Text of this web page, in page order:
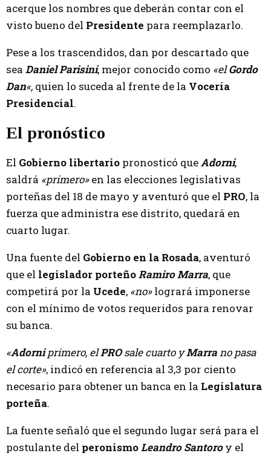
acerque los nombres que deberán contar con el
visto bueno del Presidente para reemplazarlo.
Pese a los trascendidos, dan por descartado que
sea Daniel Parisini, mejor conocido como «elGordo
Dan«, quien lo suceda al frente de la Vocería
Presidencial.
El pronóstico
El Gobierno libertario pronosticó queAdorni,
saldrá «primero»en las elecciones legislativas
porteñas del 18 de mayo y aventuró que el PRO, la
fuerza que administra ese distrito, quedará en
cuarto lugar.
Una fuente del Gobierno en la Rosada, aventuró
que el legislador porteñoRamiro Marra, que
competirá por la Ucede, «no»logrará imponerse
con el mínimo de votos requeridos para renovar
su banca.
«Adorniprimero, elPROsale cuarto yMarra no pasa
el corte», indicó en referencia al 3,3 por ciento
necesario para obtener un banca en la Legislatura
porteña.
La fuente señaló que el segundo lugar será para el
postulante del peronismoLeandro Santoroy el